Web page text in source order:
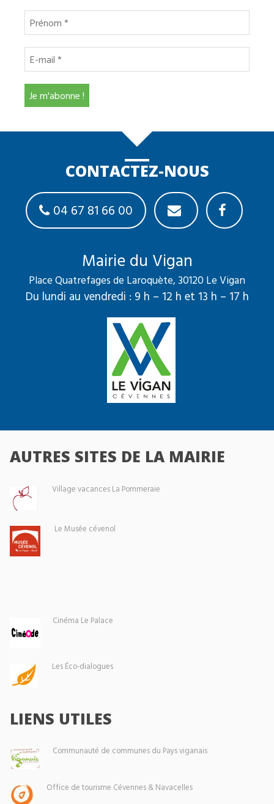
CONTACTEZ-NOUS
04 67 81 66 00
Mairie du Vigan
Place Quatrefages de Laroquète, 30120 Le Vigan
Du lundi au vendredi : 9 h – 12 h et 13 h – 17 h
AUTRES SITES DE LA MAIRIE
Village vacances La Pommeraie
Le Musée cévenol
Cinéma Le Palace
Les Éco-dialogues
LIENS UTILES
Communauté de communes du Pays viganais
Office de tourisme Cévennes & Navacelles